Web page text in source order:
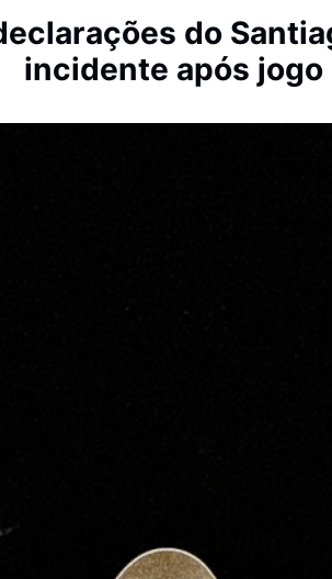
do
incidente após jogo